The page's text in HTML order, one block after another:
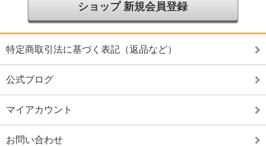
ショップ 新規会員登録
特定商取引法に基づく表記（返品など）
公式ブログ
マイアカウント
お問い合わせ